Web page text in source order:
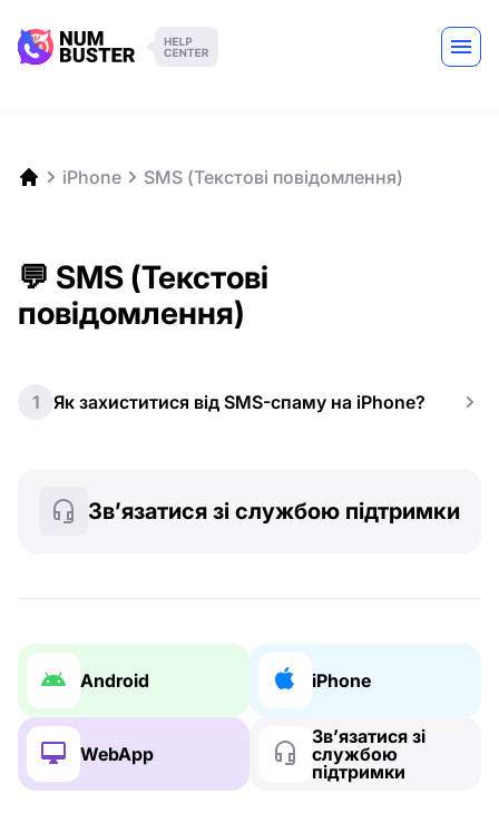
iPhone SMS (Текстові повідомлення)
💬 SMS (Текстові
повідомлення)
1 Як захиститися від SMS-спаму на iPhone?
Зв’язатися зі службою підтримки
Android iPhone
WebApp
Зв’язатися зі
службою
підтримки